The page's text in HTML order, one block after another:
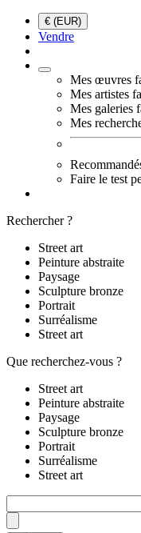
€ (EUR)
Vendre
Mes œuvres
Mes artistes
Mes galeries
Mes
Faire le test
Rechercher ?
Street art
Peinture abstraite
Paysage
Sculpture bronze
Portrait
Surréalisme
Street art
Que recherchez-vous ?
Street art
Peinture abstraite
Paysage
Sculpture bronze
Portrait
Surréalisme
Street art